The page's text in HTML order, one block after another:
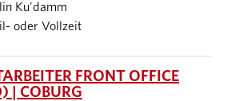
Ku'damm
oder Vollzeit
FRONT OFFICE
| COBURG